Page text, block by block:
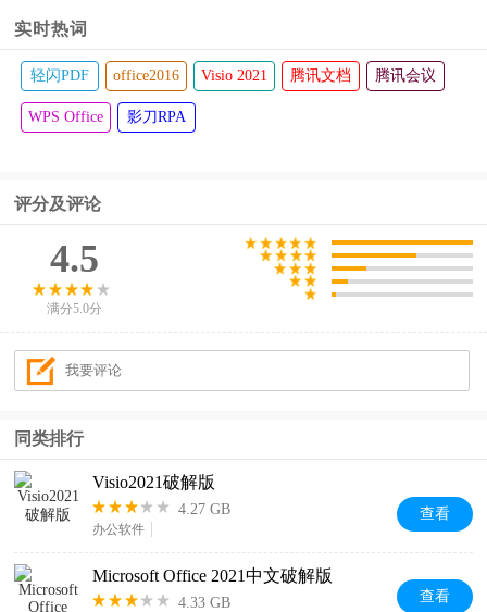
实时热词
轻闪PDF office2016 Visio 2021 腾讯文档 腾讯会议
WPS Office 影刀RPA
评分及评论
4.5
满分5.0分
同类排行
Visio2021破解版
4.27 GB
办公软件
查看
Microsoft Office 2021中文破解版
4.33 GB 查看